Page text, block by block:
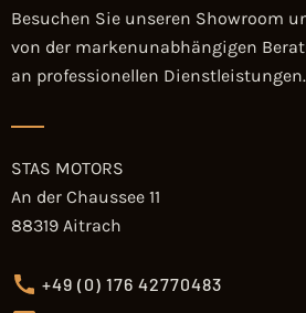
Besuchen Sie unseren Showroom
von der markenunabhängigen
an professionellen Dienstleistungen.
STAS MOTORS
An der Chaussee 11
88319 Aitrach
+49 (0) 176 42770483